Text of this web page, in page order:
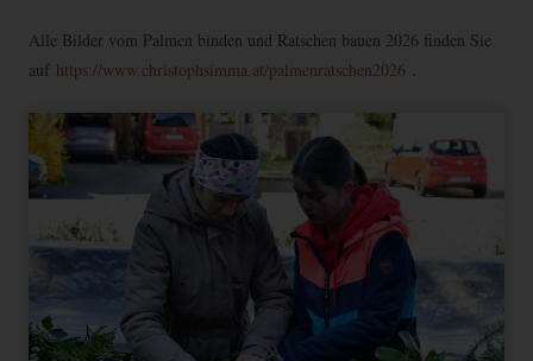
Alle Bilder vom Palmen binden und Ratschen bauen 2026 finden Sie
auf https://www.christophsimma.at/palmenratschen2026 .